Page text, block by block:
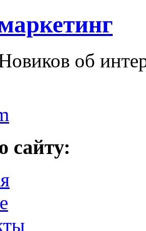
об
сайту: